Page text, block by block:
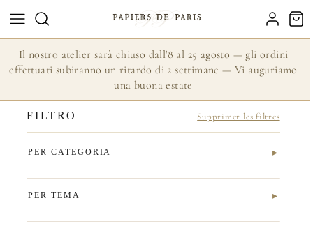
Il nostro atelier sarà chiuso dall'8 al 25 agosto — gli ordini
effettuati subiranno un ritardo di 2 settimane — Vi auguriamo
una buona estate
FILTRO Supprimer les filtres
PER CATEGORIA
PER TEMA